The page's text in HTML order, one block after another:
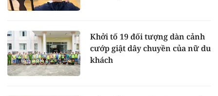
Khởi tố 19 đối tượng dàn cảnh
cướp giật dây chuyền của nữ du
khách